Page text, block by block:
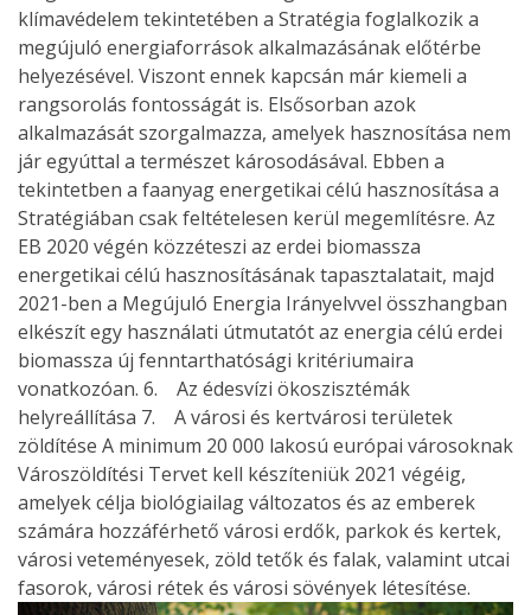
klímavédelem tekintetében a Stratégia foglalkozik a
megújuló energiaforrások alkalmazásának előtérbe
helyezésével. Viszont ennek kapcsán már kiemeli a
rangsorolás fontosságát is. Elsősorban azok
alkalmazását szorgalmazza, amelyek hasznosítása nem
jár egyúttal a természet károsodásával. Ebben a
tekintetben a faanyag energetikai célú hasznosítása a
Stratégiában csak feltételesen kerül megemlítésre. Az
EB 2020 végén közzéteszi az erdei biomassza
energetikai célú hasznosításának tapasztalatait, majd
2021-ben a Megújuló Energia Irányelvvel összhangban
elkészít egy használati útmutatót az energia célú erdei
biomassza új fenntarthatósági kritériumaira
vonatkozóan. 6. Az édesvízi ökoszisztémák
helyreállítása 7. A városi és kertvárosi területek
zöldítése A minimum 20 000 lakosú európai városoknak
Városzöldítési Tervet kell készíteniük 2021 végéig,
amelyek célja biológiailag változatos és az emberek
számára hozzáférhető városi erdők, parkok és kertek,
városi veteményesek, zöld tetők és falak, valamint utcai
fasorok, városi rétek és városi sövények létesítése.